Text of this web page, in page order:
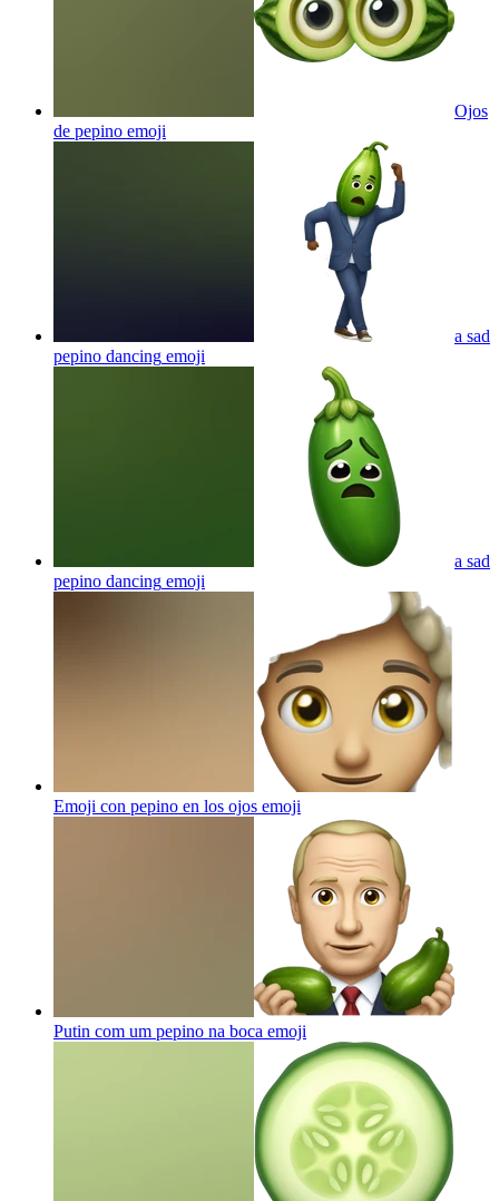
Ojos
de pepino emoji
a sad
pepino dancing emoji
a sad
pepino dancing emoji
Emoji con pepino en los ojos emoji
Putin com um pepino na boca emoji